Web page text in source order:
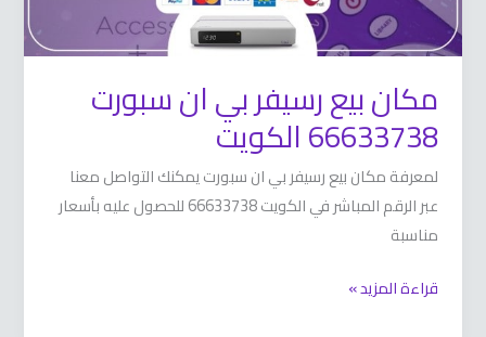
مكان بيع رسيفر بي ان سبورت
66633738 الكويت
لمعرفة مكان بيع رسيفر بي ان سبورت يمكنك التواصل معنا
عبر الرقم المباشر في الكويت 66633738 للحصول عليه بأسعار
مناسبة
قراءة المزيد »